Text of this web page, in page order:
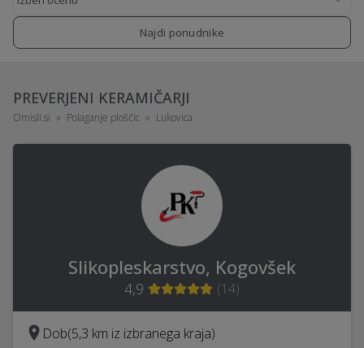
Najdi ponudnike
PREVERJENI KERAMIČARJI
Omisli.si Polaganje ploščic Lukovica
Slikopleskarstvo, Kogovšek
4,9 (14)
Dob(5,3 km iz izbranega kraja)